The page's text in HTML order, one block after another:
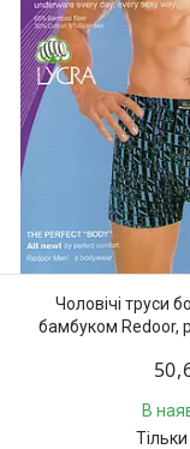
Чоловічі труси
бамбуком Redoor,
В